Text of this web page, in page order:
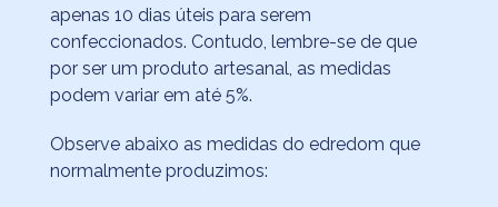
apenas 10 dias úteis para serem
confeccionados. Contudo, lembre-se de que
por ser um produto artesanal, as medidas
podem variar em até 5%.
Observe abaixo as medidas do edredom que
normalmente produzimos: